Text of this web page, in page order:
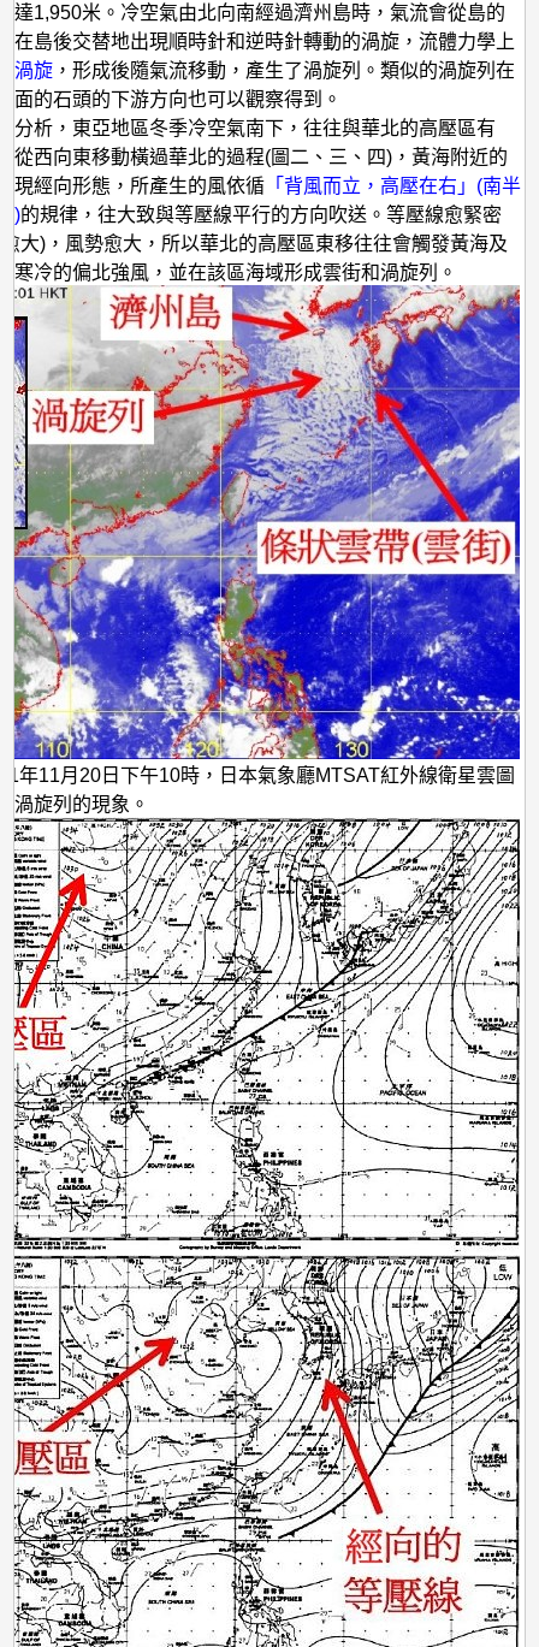
達1,950米。冷空氣由北向南經過濟州島時，氣流會從島的
在島後交替地出現順時針和逆時針轉動的渦旋，流體力學上
渦旋 ，形成後隨氣流移動，產生了渦旋列。類似的渦旋列在
面的石頭的下游方向也可以觀察得到。
分析，東亞地區冬季冷空氣南下，往往與華北的高壓區有
從西向東移動橫過華北的過程(圖二、三、四)，黃海附近的
現經向形態，所產生的風依循 「背風而立，高壓在右」(南半
)的規律，往大致與等壓線平行的方向吹送。等壓線愈緊密
大)，風勢愈大，所以華北的高壓區東移往往會觸發黃海及
寒冷的偏北強風，並在該區海域形成雲街和渦旋列。
年11月20日下午10時，日本氣象廳MTSAT紅外線衛星雲圖
渦旋列的現象。